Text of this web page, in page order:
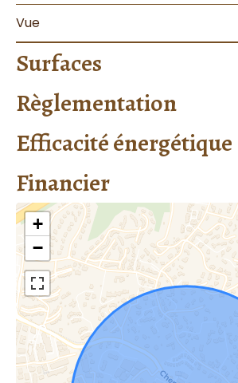
Vue
Surfaces
Règlementation
Efficacité énergétique
Financier
+
−